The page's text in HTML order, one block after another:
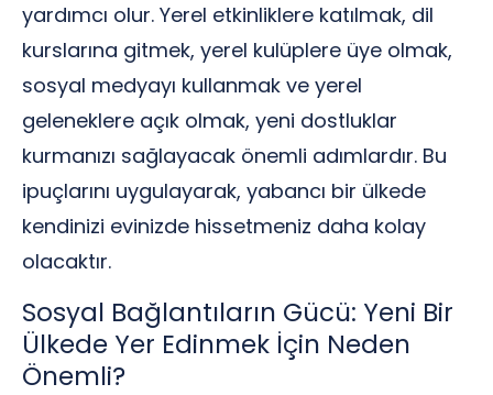
yardımcı olur. Yerel etkinliklere katılmak, dil
kurslarına gitmek, yerel kulüplere üye olmak,
sosyal medyayı kullanmak ve yerel
geleneklere açık olmak, yeni dostluklar
kurmanızı sağlayacak önemli adımlardır. Bu
ipuçlarını uygulayarak, yabancı bir ülkede
kendinizi evinizde hissetmeniz daha kolay
olacaktır.
Sosyal Bağlantıların Gücü: Yeni Bir
Ülkede Yer Edinmek İçin Neden
Önemli?